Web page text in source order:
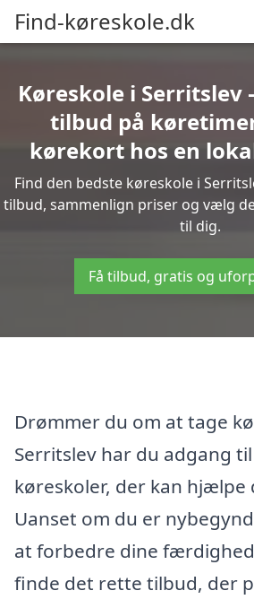
Find-køreskole.dk
Køreskole i Serritslev
tilbud på
kørekort hos en
Find den bedste køreskole i
tilbud, sammenlign priser og vælg
til dig.
Få tilbud, gratis og
Drømmer du om at tage
Serritslev har du adgang
køreskoler, der kan hjælpe
Uanset om du er
at forbedre dine
finde det rette tilbud, der